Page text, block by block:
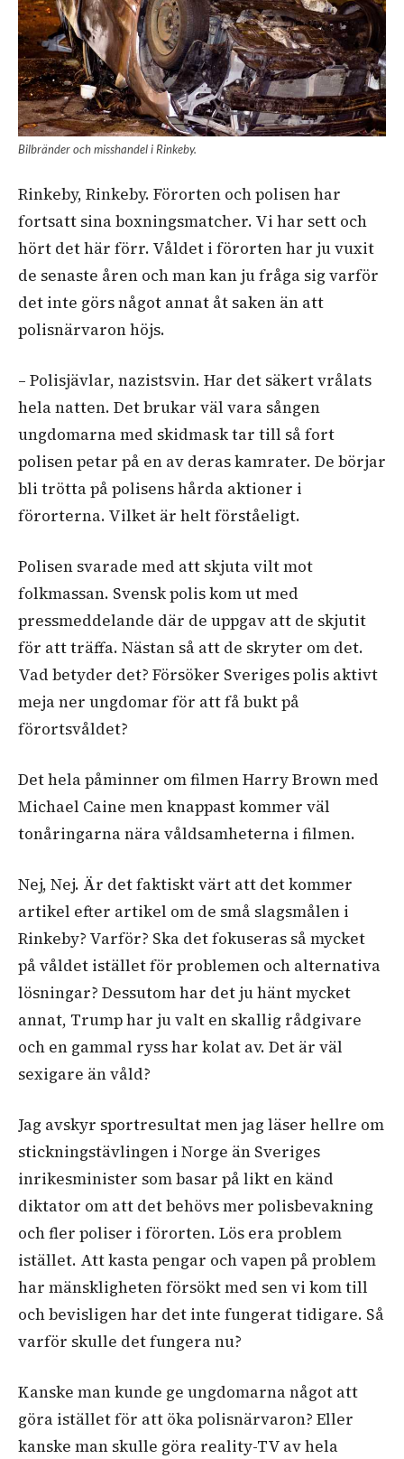
Bilbränder och misshandel i Rinkeby.
Rinkeby, Rinkeby. Förorten och polisen har
fortsatt sina boxningsmatcher. Vi har sett och
hört det här förr. Våldet i förorten har ju vuxit
de senaste åren och man kan ju fråga sig varför
det inte görs något annat åt saken än att
polisnärvaron höjs.
– Polisjävlar, nazistsvin. Har det säkert vrålats
hela natten. Det brukar väl vara sången
ungdomarna med skidmask tar till så fort
polisen petar på en av deras kamrater. De börjar
bli trötta på polisens hårda aktioner i
förorterna. Vilket är helt förståeligt.
Polisen svarade med att skjuta vilt mot
folkmassan. Svensk polis kom ut med
pressmeddelande där de uppgav att de skjutit
för att träffa. Nästan så att de skryter om det.
Vad betyder det? Försöker Sveriges polis aktivt
meja ner ungdomar för att få bukt på
förortsvåldet?
Det hela påminner om filmen Harry Brown med
Michael Caine men knappast kommer väl
tonåringarna nära våldsamheterna i filmen.
Nej, Nej. Är det faktiskt värt att det kommer
artikel efter artikel om de små slagsmålen i
Rinkeby? Varför? Ska det fokuseras så mycket
på våldet istället för problemen och alternativa
lösningar? Dessutom har det ju hänt mycket
annat, Trump har ju valt en skallig rådgivare
och en gammal ryss har kolat av. Det är väl
sexigare än våld?
Jag avskyr sportresultat men jag läser hellre om
stickningstävlingen i Norge än Sveriges
inrikesminister som basar på likt en känd
diktator om att det behövs mer polisbevakning
och fler poliser i förorten. Lös era problem
istället. Att kasta pengar och vapen på problem
har mänskligheten försökt med sen vi kom till
och bevisligen har det inte fungerat tidigare. Så
varför skulle det fungera nu?
Kanske man kunde ge ungdomarna något att
göra istället för att öka polisnärvaron? Eller
kanske man skulle göra reality-TV av hela